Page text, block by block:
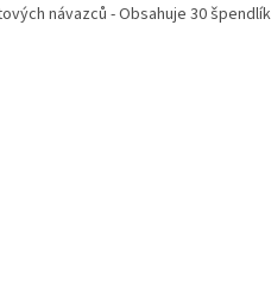
návazců - Obsahuje 30